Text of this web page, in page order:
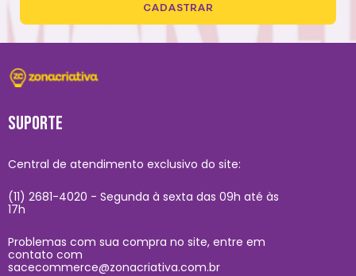
CADASTRAR
SUPORTE
Central de atendimento exclusivo do site:
(11) 2681-4020 - Segunda à sexta das 09h até às
17h
Problemas com sua compra no site, entre em
contato com
sacecommerce@zonacriativa.com.br